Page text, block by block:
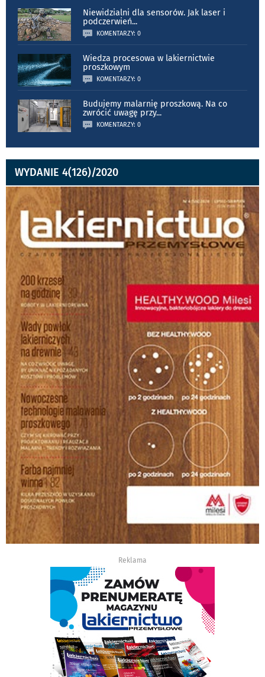
Niewidzialni dla sensorów. Jak laser i
podczerwień...
KOMENTARZY: 0
Wiedza procesowa w lakiernictwie
proszkowym
KOMENTARZY: 0
Budujemy malarnię proszkową. Na co
zwrócić uwagę przy...
KOMENTARZY: 0
WYDANIE 4(126)/2020
Reklama